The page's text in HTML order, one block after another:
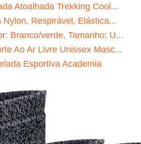
Atoalhada Trekking Cool...
Respirável, Elástica...
Branco/verde, Tamanho: U...
Ao Ar Livre Unissex Masc...
Esportiva Academia